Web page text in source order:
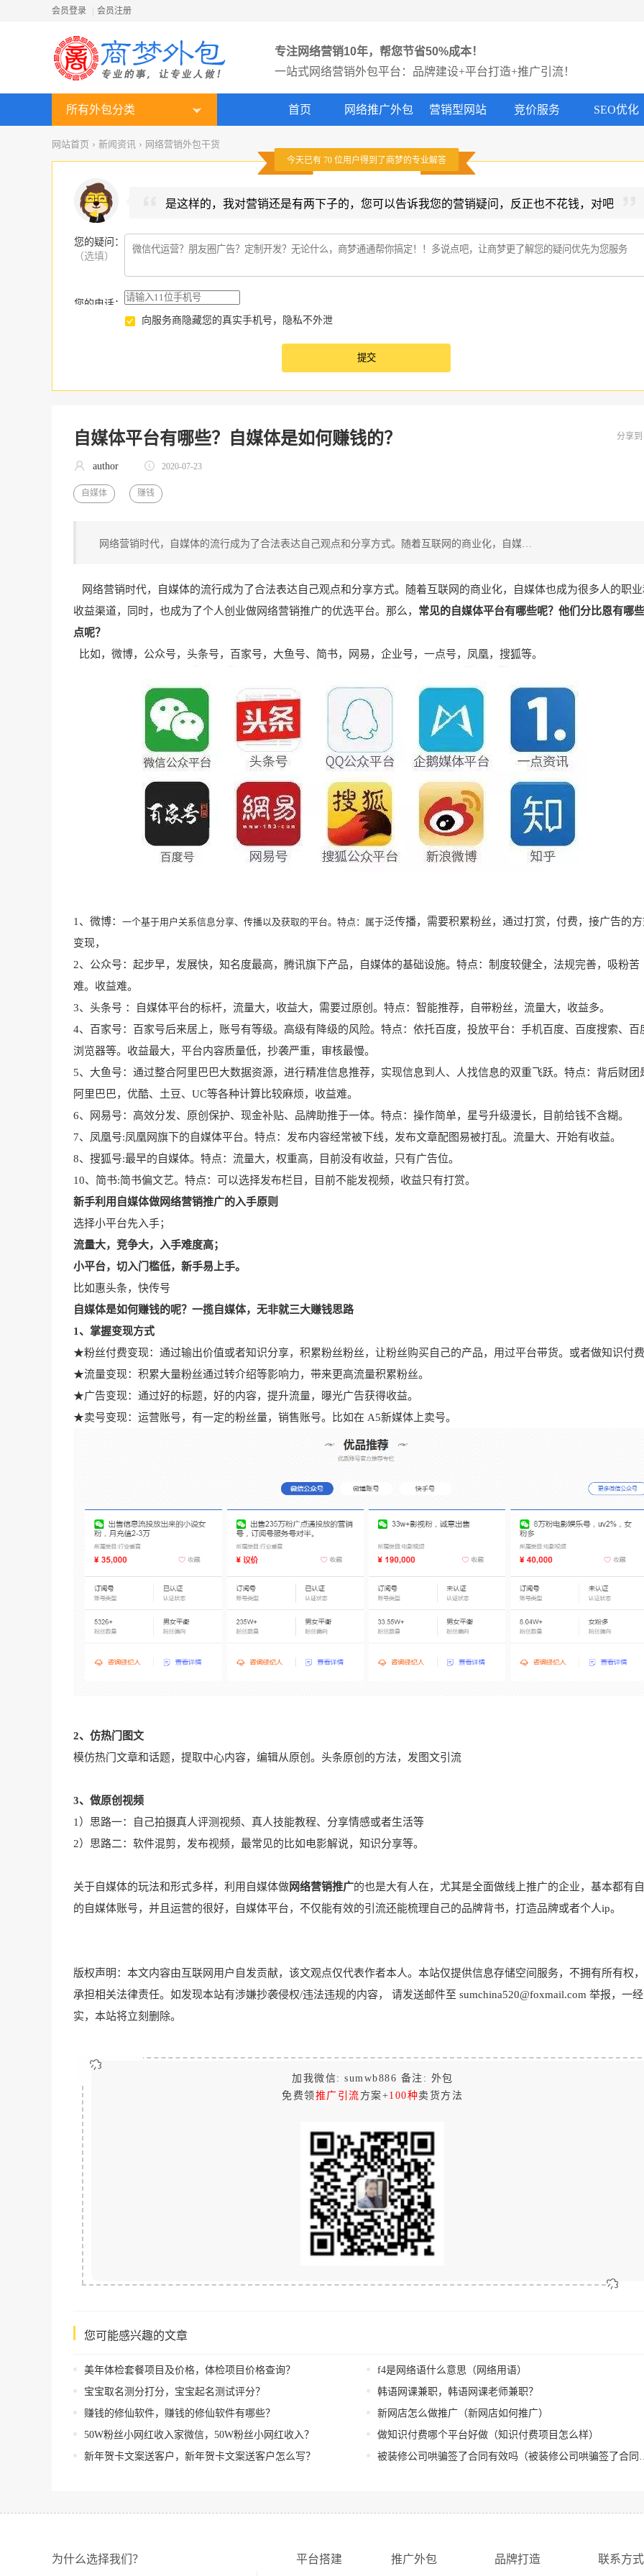
会员登录 会员注册
专注网络营销10年，帮您节省50%成本！
一站式网络营销外包平台：品牌建设+平台打造+推广引流！
所有外包分类 首页 网络推广外包 营销型网站 竞价服务 SEO优化
网站首页 › 新闻资讯 › 网络营销外包干货
今天已有 70位用户得到了商梦的专业解答
是这样的，我对营销还是有两下子的，您可以告诉我您的营销疑问，反正也不花钱，对吧
您的疑问
（选填）
：
您的电话：
向服务商隐藏您的真实手机号，隐私不外泄
自媒体平台有哪些？自媒体是如何赚钱的？ 分享到
author 2020-07-23
自媒体 赚钱
网络营销时代，自媒体的流行成为了合法表达自己观点和分享方式。随着互联网的商业化，自媒…
网络营销时代，自媒体的流行成为了合法表达自己观点和分享方式。随着互联网的商业化，自媒体也成为很多人的职
收益渠道，同时，也成为了个人创业做网络营销推广的优选平台。那么， 常见的自媒体平台有哪些呢？他们分比恩有哪
点呢？
比如，微博，公众号，头条号，百家号，大鱼号、简书，网易，企业号，一点号，凤凰，搜狐等。
1、微博： 一个基于用户关系信息分享、传播以及获取的平台。特点：属于泛传播，需要积累粉丝，通过打赏，付费，接广告的
变现，
2、公众号：起步早，发展快，知名度最高，腾讯旗下产品，自媒体的基础设施。特点：制度较健全，法规完善，吸粉苦
难。收益难。
3、头条号 ：自媒体平台的标杆，流量大，收益大，需要过原创。特点：智能推荐，自带粉丝，流量大，收益多。
4、百家号：百家号后来居上，账号有等级。高级有降级的风险。特点：依托百度，投放平台：手机百度、百度搜索、百
浏览器等。收益最大，平台内容质量低，抄袭严重，审核最慢。
5、大鱼号：通过整合阿里巴巴大数据资源，进行精准信息推荐，实现信息到人、人找信息的双重飞跃。特点：背后财团
阿里巴巴，优酷、土豆、UC等各种计算比较麻烦，收益难。
6、网易号：高效分发、原创保护、现金补贴、品牌助推于一体。特点：操作简单，星号升级漫长，目前给钱不含糊。
7、凤凰号:凤凰网旗下的自媒体平台。特点：发布内容经常被下线，发布文章配图易被打乱。流量大、开始有收益。
8、搜狐号:最早的自媒体。特点：流量大，权重高，目前没有收益，只有广告位。
10、简书:简书偏文艺。特点：可以选择发布栏目，目前不能发视频，收益只有打赏。
新手利用自媒体做网络营销推广的入手原则
选择小平台先入手；
流量大，竞争大，入手难度高；
小平台，切入门槛低，新手易上手。
比如惠头条，快传号
自媒体是如何赚钱的呢？一揽自媒体，无非就三大赚钱思路
1、掌握变现方式
★粉丝付费变现：通过输出价值或者知识分享，积累粉丝粉丝，让粉丝购买自己的产品，用过平台带货。或者做知识付
★流量变现：积累大量粉丝通过转介绍等影响力，带来更高流量积累粉丝。
★广告变现：通过好的标题，好的内容，提升流量，曝光广告获得收益。
★卖号变现：运营账号，有一定的粉丝量，销售账号。比如在 A5新媒体上卖号。
2、仿热门图文
模仿热门文章和话题，提取中心内容，编辑从原创。头条原创的方法，发图文引流
3、做原创视频
1）思路一：自己拍摄真人评测视频、真人技能教程、分享情感或者生活等
2）思路二：软件混剪，发布视频，最常见的比如电影解说，知识分享等。
关于自媒体的玩法和形式多样，利用自媒体做网络营销推广的也是大有人在，尤其是全面做线上推广的企业，基本都有
的自媒体账号，并且运营的很好，自媒体平台，不仅能有效的引流还能梳理自己的品牌背书，打造品牌或者个人ip。
版权声明：本文内容由互联网用户自发贡献，该文观点仅代表作者本人。本站仅提供信息存储空间服务，不拥有所有权
承担相关法律责任。如发现本站有涉嫌抄袭侵权/违法违规的内容， 请发送邮件至 sumchina520@foxmail.com 举报，一
实，本站将立刻删除。
加我微信: sumwb886 备注: 外包
免费领 推广引流 方案+100种卖货方法
您可能感兴趣的文章
美年体检套餐项目及价格，体检项目价格查询？
宝宝取名测分打分，宝宝起名测试评分？
赚钱的修仙软件，赚钱的修仙软件有哪些？
50W粉丝小网红收入家微信，50W粉丝小网红收入？
新年贺卡文案送客户，新年贺卡文案送客户怎么写？
f4是网络语什么意思（网络用语）
韩语网课兼职，韩语网课老师兼职？
新网店怎么做推广（新网店如何推广）
做知识付费哪个平台好做（知识付费项目怎么样）
被装修公司哄骗签了合同有效吗（被装修公司哄骗签了合同怎么办）
为什么选择我们？ 平台搭建 推广外包 品牌打造 联系方式